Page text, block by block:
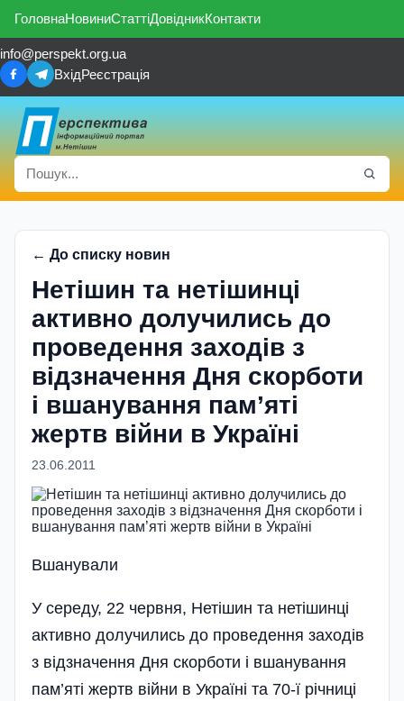
ГоловнаНовиниСтаттіДовідникКонтакти
info@perspekt.org.ua
ВхідРеєстрація
← До списку новин
Нетішин та нетішинці
активно долучились до
проведення заходів з
відзначення Дня скорботи
і вшанування пам’яті
жертв війни в Україні
23.06.2011
Вшанували
У середу, 22 червня, Нетішин та нетішинці
активно долучились до проведення заходів
з відзначення Дня скорботи і вшанування
пам’яті жертв війни в Україні та 70-ї річниці